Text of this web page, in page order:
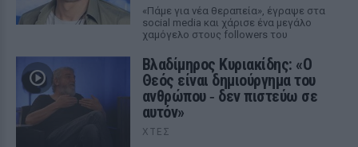
«Πάμε για νέα θεραπεία», έγραψε στα
social media και χάρισε ένα μεγάλο
χαμόγελο στους followers του
Βλαδίμηρος Κυριακίδης: «Ο
Θεός είναι δημιούργημα του
ανθρώπου ‑ δεν πιστεύω σε
αυτόν»
ΧΤΕΣ